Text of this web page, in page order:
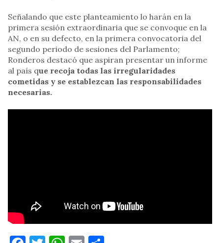
Señalando que este planteamiento lo harán en la
primera sesión extraordinaria que se convoque en la
AN, o en su defecto, en la primera convocatoria del
segundo periodo de sesiones del Parlamento;
Ronderos destacó que aspiran presentar un informe
al país que recoja todas las irregularidades
cometidas y se establezcan las responsabilidades
necesarias.